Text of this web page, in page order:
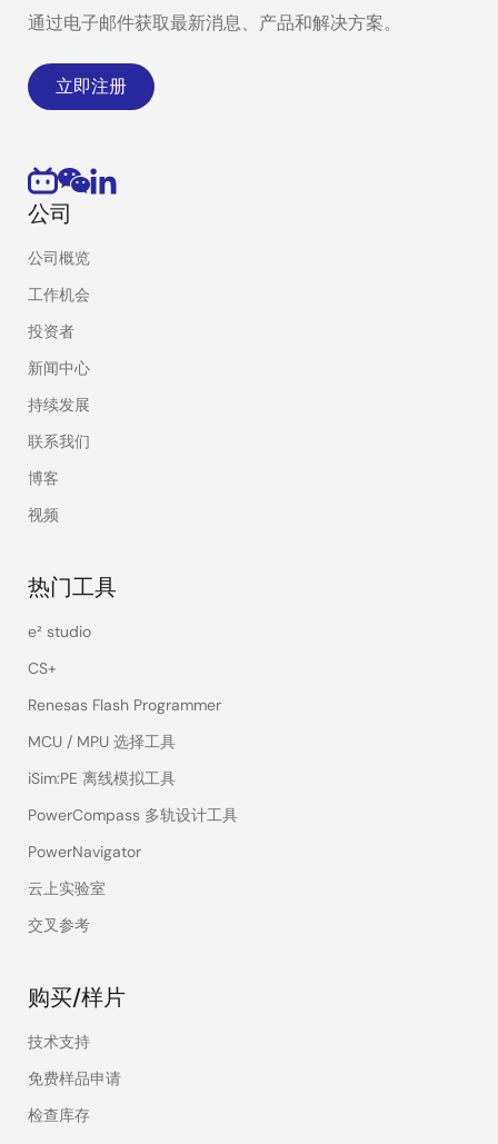
通过电子邮件获取最新消息、产品和解决方案。
立即注册
公司
公司概览
工作机会
投资者
新闻中心
持续发展
联系我们
博客
视频
热门工具
e² studio
CS+
Renesas Flash Programmer
MCU / MPU 选择工具
iSim:PE 离线模拟工具
PowerCompass 多轨设计工具
PowerNavigator
云上实验室
交叉参考
购买/样片
技术支持
免费样品申请
检查库存